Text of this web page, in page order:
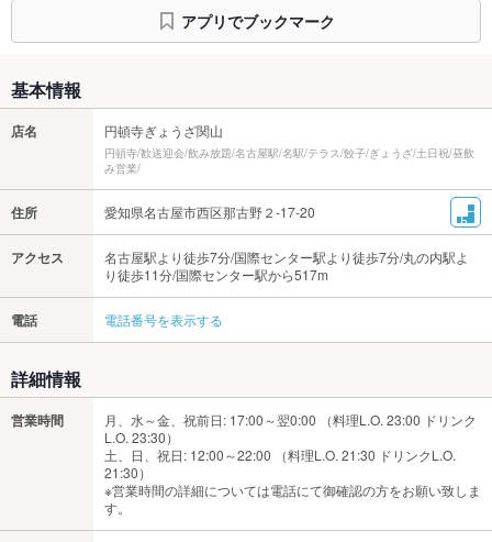
アプリでブックマーク
基本情報
店名 円頓寺ぎょうざ関山
円頓寺/歓送迎会/飲み放題/名古屋駅/名駅/テラス/餃子/ぎょうざ/土日祝/昼飲
み営業/
住所 愛知県名古屋市西区那古野２-17-20
アクセス
名古屋駅より徒歩7分/国際センター駅より徒歩7分/丸の内駅よ
り徒歩11分/国際センター駅から517m
電話 電話番号を表示する
詳細情報
営業時間
月、水～金、祝前日: 17:00～翌0:00 （料理L.O. 23:00 ドリンク
L.O. 23:30）
土、日、祝日: 12:00～22:00 （料理L.O. 21:30 ドリンクL.O.
21:30）
※営業時間の詳細については電話にて御確認の方をお願い致しま
す。